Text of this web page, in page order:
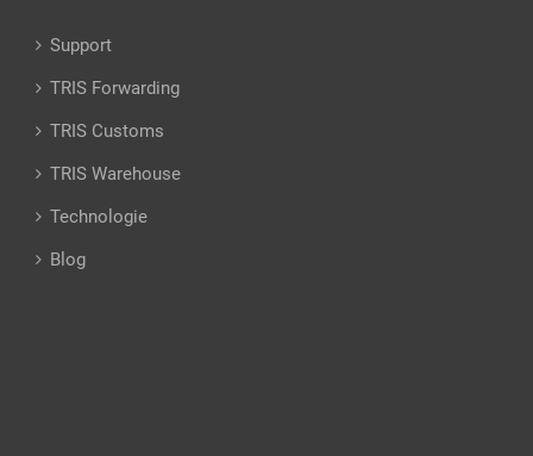
Support
TRIS Forwarding
TRIS Customs
TRIS Warehouse
Technologie
Blog